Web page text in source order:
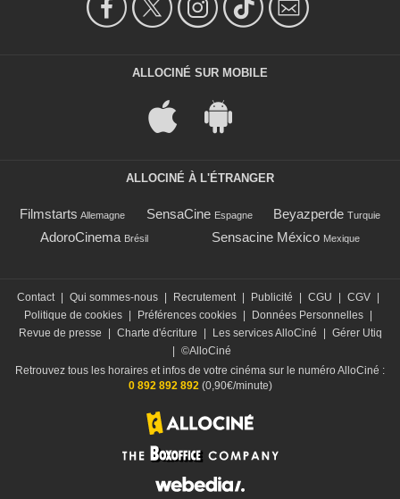
ALLOCINÉ SUR MOBILE
ALLOCINÉ À L'ÉTRANGER
Filmstarts Allemagne SensaCine Espagne Beyazperde Turquie
AdoroCinema Brésil Sensacine México Mexique
Contact Qui sommes-nous Recrutement Publicité CGU CGV
Politique de cookies
Préférences cookies Données Personnelles
Revue de presse
Charte d'écriture Les services AlloCiné
Gérer Utiq
©AlloCiné
Retrouvez tous les horaires et infos de votre cinéma sur le numéro AlloCiné :
0 892 892 892(0,90€/minute)